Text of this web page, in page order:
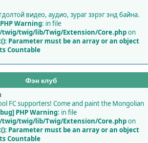
видео, аудио, зураг зэрэг энд байна.
Warning: in file
twig/twig/lib/Twig/Extension/Core.phpon
Parameter must be an array or an object
Countable
Фэн клуб
FC supporters! Come and paint the Mongolian
PHP Warning: in file
twig/twig/lib/Twig/Extension/Core.phpon
Parameter must be an array or an object
Countable